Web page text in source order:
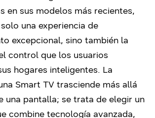
en sus modelos más recientes,
una experiencia de
excepcional, sino también la
control que los usuarios
hogares inteligentes. La
Smart TV trasciende más allá
una pantalla; se trata de elegir un
combine tecnología avanzada,